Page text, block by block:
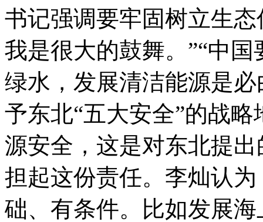
书记强调要牢固树立生
我是很大的鼓舞。”“中
绿水，发展清洁能源是
予东北“五大安全”的战
源安全，这是对东北提
担起这份责任。李灿认
础、有条件。比如发展